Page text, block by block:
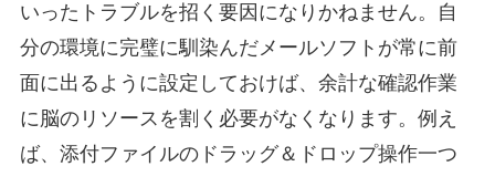
いったトラブルを招く要因になりかねません。自
分の環境に完璧に馴染んだメールソフトが常に前
面に出るように設定しておけば、余計な確認作業
に脳のリソースを割く必要がなくなります。例え
ば、添付ファイルのドラッグ＆ドロップ操作一つ